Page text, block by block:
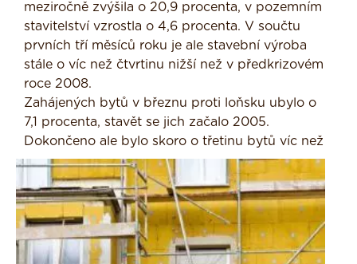
meziročně zvýšila o 20,9 procenta, v pozemním
stavitelství vzrostla o 4,6 procenta. V součtu
prvních tří měsíců roku je ale stavební výroba
stále o víc než čtvrtinu nižší než v předkrizovém
roce 2008.
Zahájených bytů v březnu proti loňsku ubylo o
7,1 procenta, stavět se jich začalo 2005.
Dokončeno ale bylo skoro o třetinu bytů víc než